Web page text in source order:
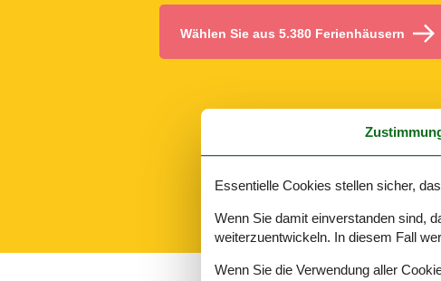
Wählen Sie aus 5.380 Ferienhäusern
Essentielle Cookies stellen sicher,
Wenn Sie damit einverstanden sind,
weiterzuentwickeln. In diesem Fall
Wenn Sie die Verwendung aller